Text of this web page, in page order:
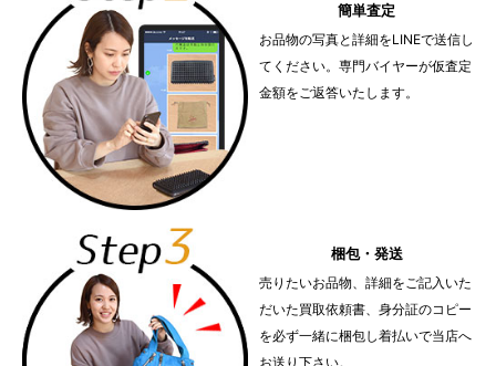
簡単査定
お品物の写真と詳細をLINEで送信し
てください。専門バイヤーが仮査定
金額をご返答いたします。
梱包・発送
売りたいお品物、詳細をご記入いた
だいた買取依頼書、身分証のコピー
を必ず一緒に梱包し着払いで当店へ
お送り下さい。